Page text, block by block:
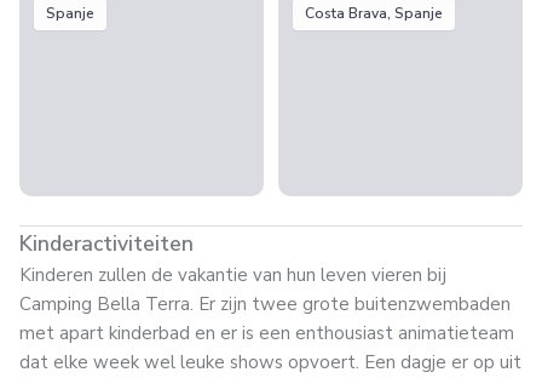
Spanje Costa Brava, Spanje
Kinderactiviteiten
Kinderen zullen de vakantie van hun leven vieren bij
Camping Bella Terra. Er zijn twee grote buitenzwembaden
met apart kinderbad en er is een enthousiast animatieteam
dat elke week wel leuke shows opvoert. Een dagje er op uit